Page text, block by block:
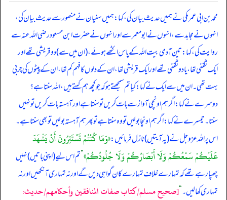
محمد بن ابی عمر مکی نے ہمیں حدیث بیان کی، کہا: ہمیں سفیان نے منصور سے حدیث بیان کی،
انہوں نے مجاہد سے، انہوں نے ابومعمر سے اور انہوں نے حضرت ابن مسعود رضی اللہ عنہ سے
روایت کی، کہا: تین آدمی بیت اللہ کے پاس اکٹھے ہوئے، (ان میں سے) دو قریشی تھے اور
ایک ثقفی تھا، یا دو ثقفی تھے اور ایک قریشی تھا، ان کے دلوں کا فہم کم تھا، ان کے پیٹوں کی چربی
بہت تھی۔ ان میں سے ایک نے کہا: کیا تم سمجھتے ہو کہ جو کچھ ہم کہتے ہیں، اللہ سنتا ہے؟
دوسرے نے کہا: اگر ہم اونچی آواز سے بات کریں تو سنتا ہے اور آہستہ بات کریں تو نہیں
سنتا۔ تیسرے نے کہا: اگر ہم اونچا بولیں تو وہ سنتا ہے تو پھر ہم آہستہ بولیں تو بھی سنتا ہے۔
اس پر اللہ عزوجل نے (یہ آیتیں) نازل فرمائیں:«وَمَا كُنْتُمْ تَسْتَتِرُونَ أَنْ يَشْهَدَ
عَلَيْكُمْ سَمْعُكُمْ وَلَا أَبْصَارُكُمْ وَلَا جُلُودُكُمْ»”تم اس لیے (اپنی باتیں) نہیں
چھپا رہے تھے کہ تمہارے خلاف تمہارے کان گواہی دیں گے اور نہ تمہاری آنکھیں اور نہ
تمہاری کھالیں۔“[صحيح مسلم/كتاب صفات المنافقين وأحكامهم/حدیث: